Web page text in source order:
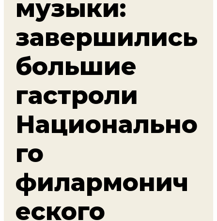
музыки:
завершились
большие
гастроли
Национально
го
филармонич
еского